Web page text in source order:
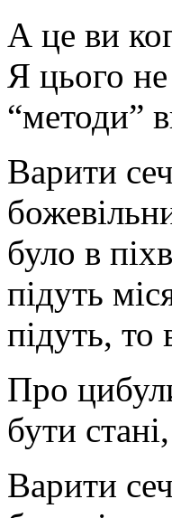
А це ви
Я цього
“методи”
Варити
було в
підуть
підуть, то
Про
бути
Варити